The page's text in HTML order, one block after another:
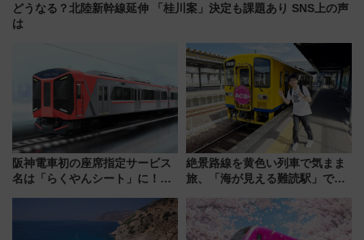
どうなる？北陸新幹線延伸 「桂川案」決定も課題あり SNS上の声
は
阪神電車初の座席指定サービス
名は「らくやんシート」に！新
絶景路線を黄色い列車で気まま
旅、「海が見える難読駅」で幸
「新・鉄道ひとり旅」279回目
の舞台は「島原鉄道」